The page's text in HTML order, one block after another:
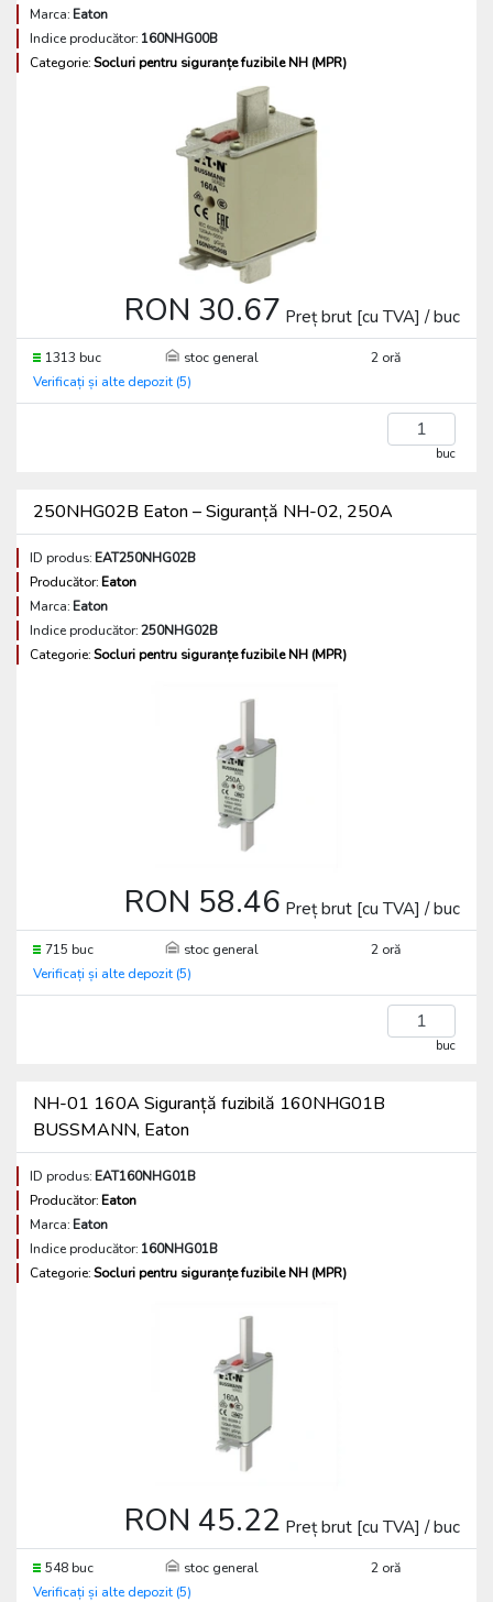
Marca:Eaton
Indice producător: 160NHG00B
Categorie:Socluri pentru siguranțe fuzibile NH (MPR)
RON 30.67 Preț brut [cu TVA] / buc
1313 buc stoc general
2 oră
Verificați și alte depozit (5)
buc
250NHG02B Eaton – Siguranță NH-02, 250A
ID produs:EAT250NHG02B
Producător:Eaton
Marca:Eaton
Indice producător:250NHG02B
Categorie:Socluri pentru siguranțe fuzibile NH (MPR)
RON 58.46 Preț brut [cu TVA] / buc
715 buc stoc general
2 oră
Verificați și alte depozit (5)
buc
NH-01 160A Siguranță fuzibilă 160NHG01B
BUSSMANN, Eaton
ID produs:EAT160NHG01B
Producător:Eaton
Marca:Eaton
Indice producător: 160NHG01B
Categorie:Socluri pentru siguranțe fuzibile NH (MPR)
RON 45.22 Preț brut [cu TVA] / buc
548 buc stoc general
2 oră
Verificați și alte depozit (5)